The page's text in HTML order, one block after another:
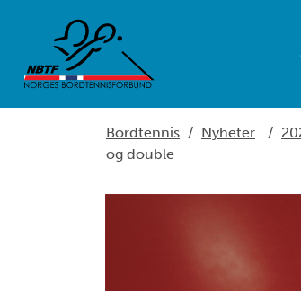
Bordtennis / Nyheter /
og double